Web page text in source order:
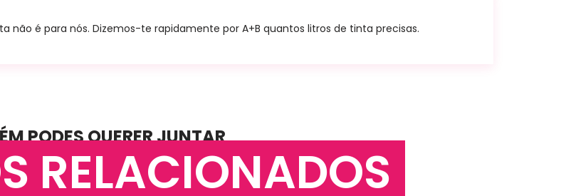
não é para nós. Dizemos-te rapidamente por A+B quantos litros de tinta precisas.
PODES QUERER JUNTAR
RELACIONADOS